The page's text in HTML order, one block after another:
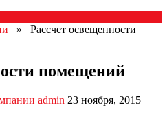
» Рассчет освещенности
помещений
admin 23 ноября, 2015